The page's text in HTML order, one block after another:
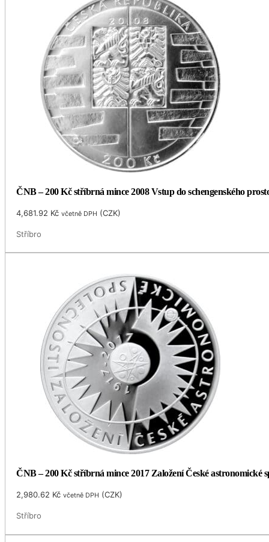
ČNB – 200 Kč stříbrná mince 2008 Vstup do schengenského
4,681.92 Kč včetně DPH (CZK)
Stříbro
ČNB – 200 Kč stříbrná mince 2017 Založení České astronomické
2,980.62 Kč včetně DPH (CZK)
Stříbro